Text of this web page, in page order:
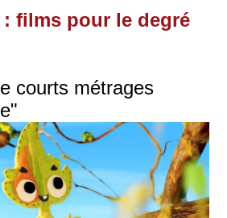
: films pour le degré
courts métrages